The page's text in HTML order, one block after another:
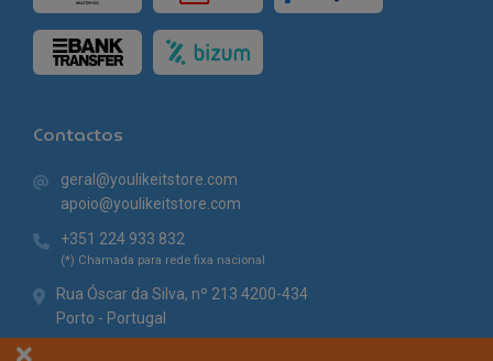
Contactos
geral@youlikeitstore.com
apoio@youlikeitstore.com
+351 224 933 832
(*) Chamada para rede fixa nacional
Rua Óscar da Silva, nº 213 4200-434
Porto - Portugal